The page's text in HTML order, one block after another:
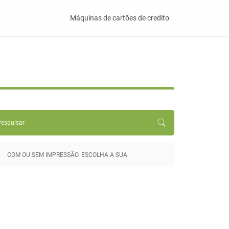
Máquinas de cartões de credito
COM OU SEM IMPRESSÃO. ESCOLHA A SUA